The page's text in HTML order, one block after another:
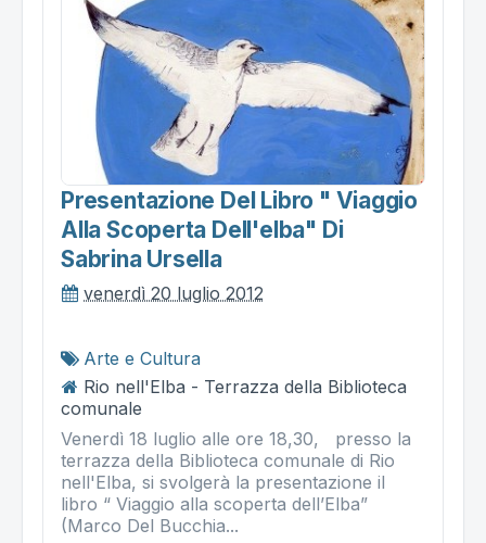
Presentazione Del Libro " Viaggio
Alla Scoperta Dell'elba" Di
Sabrina Ursella
venerdì 20 luglio 2012
Arte e Cultura
Rio nell'Elba - Terrazza della Biblioteca
comunale
Venerdì 18 luglio alle ore 18,30, presso la
terrazza della Biblioteca comunale di Rio
nell'Elba, si svolgerà la presentazione il
libro “ Viaggio alla scoperta dell’Elba”
(Marco Del Bucchia...